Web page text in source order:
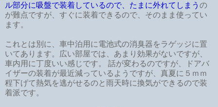
ル部分に吸盤で装着しているので、たまに外れてしまう の
が難点ですが、すぐに装着できるので、そのまま使ってい
ます。
これとは別に、車中泊用に電池式の消臭器をラゲッジに置
いてあります。広い部屋では、あまり効果がないですが、
車内用に丁度いい感じです。 話が変わるのですが、ドアバ
イザーの装着が最近減っているようですが、真夏に５ｍｍ
程下げて熱気を逃がせるのと雨天時に換気ができるので装
着派です。